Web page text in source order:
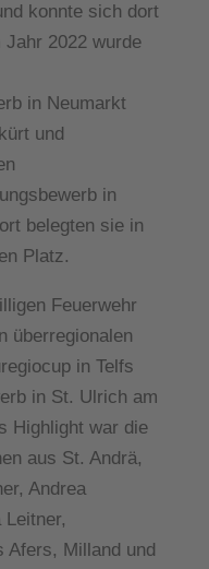
konnte sich dort
2022 wurde
in Neumarkt
und
in
belegten sie in
Platz.
Feuerwehr
überregionalen
in Telfs
in St. Ulrich am
Highlight war die
aus St. Andrä,
Andrea
Afers, Milland und